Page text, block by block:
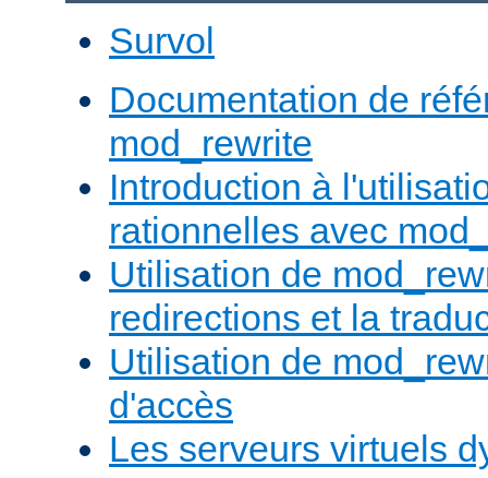
Survol
Documentation de
mod_rewrite
Introduction à
rationnelles avec
Utilisation de
redirections et la
Utilisation de
d'accès
Les serveurs virtuels